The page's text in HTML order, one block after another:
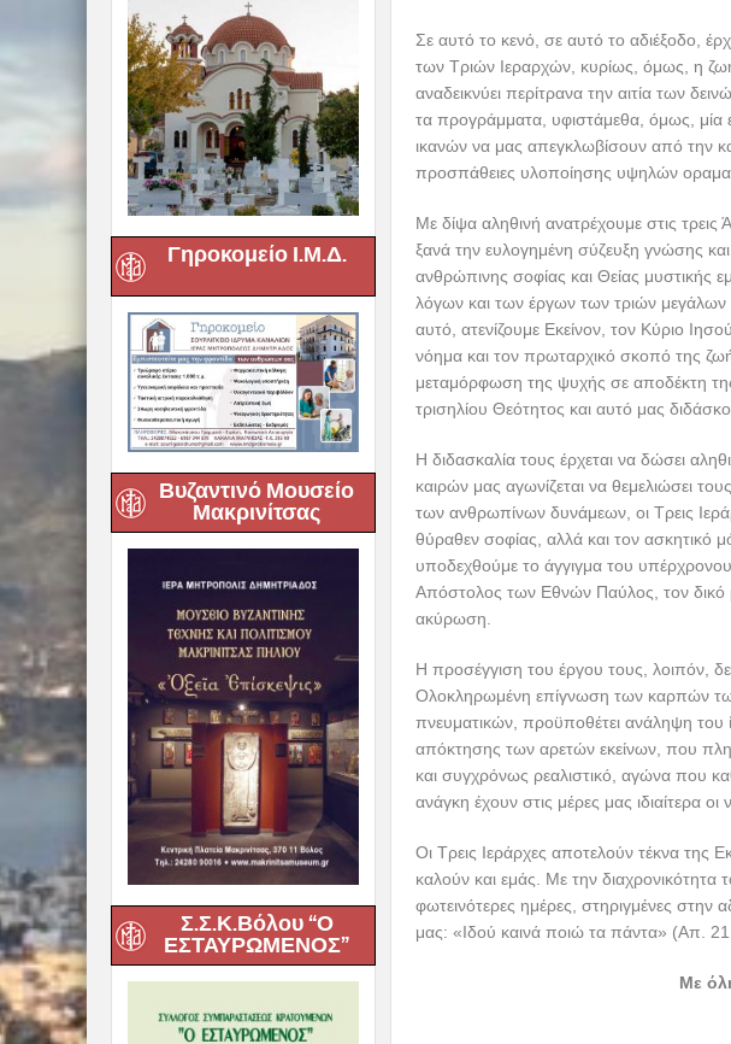
Γηροκομείο Ι.Μ.Δ.
Βυζαντινό Μουσείο
Μακρινίτσας
Σ.Σ.Κ.Βόλου “Ο
ΕΣΤΑΥΡΩΜΕΝΟΣ”
Σε αυτό το κενό, σε αυτό το αδιέξοδο,
των Τριών Ιεραρχών, κυρίως, όμως, η ζωή
αναδεικνύει περίτρανα την αιτία των
τα προγράμματα, υφιστάμεθα, όμως,
ικανών να μας απεγκλωβίσουν από την
προσπάθειες υλοποίησης υψηλών
Με δίψα αληθινή ανατρέχουμε στις
ξανά την ευλογημένη σύζευξη γνώσης
ανθρώπινης σοφίας και Θείας μυστικής
λόγων και των έργων των τριών
αυτό, ατενίζουμε Εκείνον, τον Κύριο
νόημα και τον πρωταρχικό σκοπό της
μεταμόρφωση της ψυχής σε αποδέκτη της
τρισηλίου Θεότητος και αυτό μας
Η διδασκαλία τους έρχεται να δώσει
καιρών μας αγωνίζεται να θεμελιώσει
των ανθρωπίνων δυνάμεων, οι Τρεις
θύραθεν σοφίας, αλλά και τον ασκητικό
υποδεχθούμε το άγγιγμα του
Απόστολος των Εθνών Παύλος, τον δικό
ακύρωση.
Η προσέγγιση του έργου τους, λοιπόν,
Ολοκληρωμένη επίγνωση των καρπών
πνευματικών, προϋποθέτει ανάληψη
απόκτησης των αρετών εκείνων, που
και συγχρόνως ρεαλιστικό, αγώνα που
ανάγκη έχουν στις μέρες μας ιδιαίτερα οι
Οι Τρεις Ιεράρχες αποτελούν τέκνα της
καλούν και εμάς. Με την διαχρονικότητα
φωτεινότερες ημέρες, στηριγμένες στην
μας: «Ιδού καινά ποιώ τα πάντα» (Απ.
Με